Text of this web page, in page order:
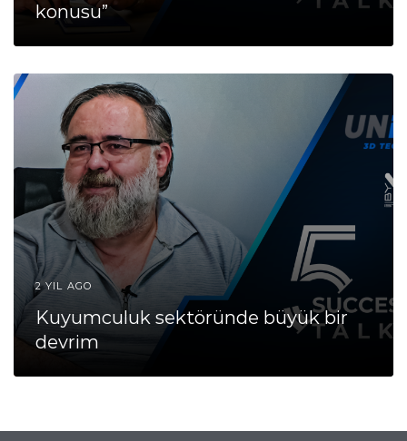
konusu”
2 YIL AGO
Kuyumculuk sektöründe büyük bir
devrim